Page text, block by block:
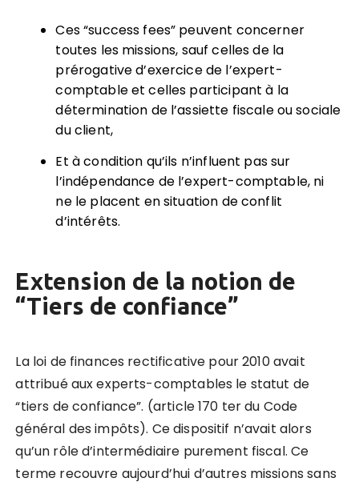
Ces “success fees” peuvent concerner
toutes les missions, sauf celles de la
prérogative d’exercice de l’expert-
comptable et celles participant à la
détermination de l’assiette fiscale ou sociale
du client,
Et à condition qu’ils n’influent pas sur
l’indépendance de l’expert-comptable, ni
ne le placent en situation de conflit
d’intérêts.
Extension de la notion de
“Tiers de confiance”
La loi de finances rectificative pour 2010 avait
attribué aux experts-comptables le statut de
“tiers de confiance”. (article 170 ter du Code
général des impôts). Ce dispositif n’avait alors
qu’un rôle d’intermédiaire purement fiscal. Ce
terme recouvre aujourd’hui d’autres missions sans